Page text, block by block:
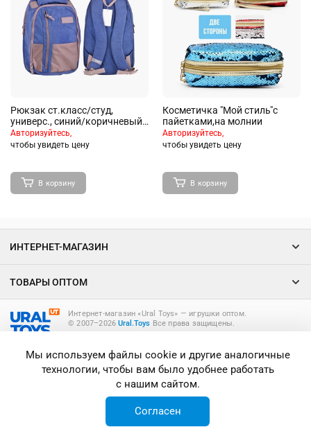
Рюкзак ст.класс/студ,
универс., синий/коричневый,
47*29*17см, 22 л, 81105A
Авторизуйтесь,
чтобы увидеть цену
В корзину
Косметичка "Мой стиль"с
пайетками,на молнии
Авторизуйтесь,
чтобы увидеть цену
В корзину
Интернет-магазин «Ural Toys» ― игрушки оптом.
© 2007–2026Ural.Toys Все права защищены.
ИНТЕРНЕТ-МАГАЗИН
ТОВАРЫ ОПТОМ
Мы используем файлы cookie и другие аналогичные
технологии, чтобы вам было удобнее работать
с нашим сайтом.
Согласен